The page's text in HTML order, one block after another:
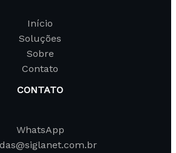
Início
Soluções
Sobre
Contato
CONTATO
WhatsApp